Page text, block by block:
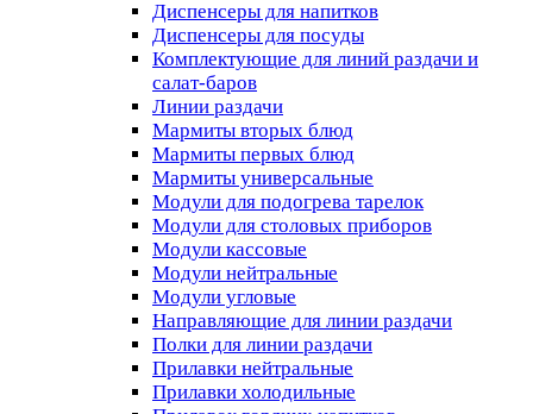
Диспенсеры для напитков
Диспенсеры для посуды
Комплектующие для линий раздачи и
салат-баров
Линии раздачи
Мармиты вторых блюд
Мармиты первых блюд
Мармиты универсальные
Модули для подогрева тарелок
Модули для столовых приборов
Модули кассовые
Модули нейтральные
Модули угловые
Направляющие для линии раздачи
Полки для линии раздачи
Прилавки нейтральные
Прилавки холодильные